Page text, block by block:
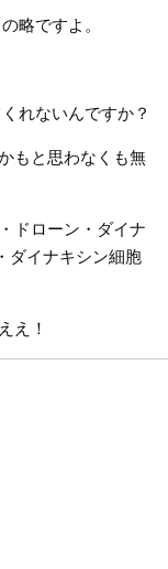
略ですよ。
れないんですか？
もと思わなくも無
ドローン・ダイナ
ダイナキシン細胞
え！